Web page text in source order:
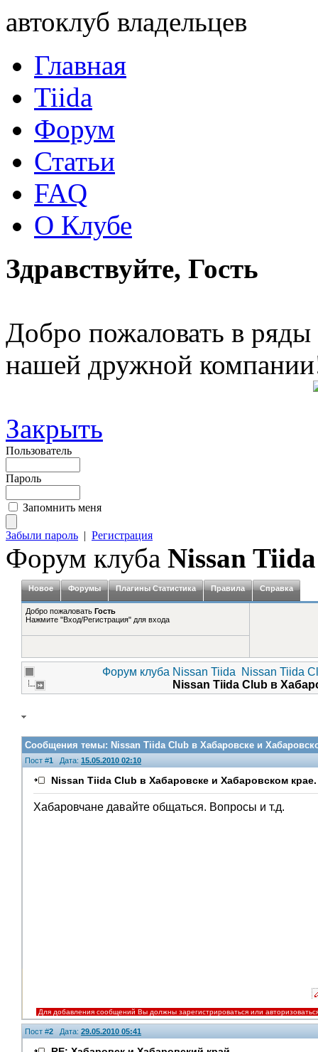
автоклуб владельцев
Главная
Tiida
Форум
Статьи
FAQ
О Клубе
Здравствуйте, Гость
Добро пожаловать в ряды
нашей дружной
Закрыть
Пользователь
Пароль
Запомнить меня
Забыли пароль | Регистрация
Форум клуба Nissan Tiida
Новое Форумы Плагины Статистика Правила Справка
Добро пожаловать Гость
Нажмите "Вход/Регистрация" для входа
Форум клуба Nissan Tiida
Nissan Tiida
Nissan Tiida Club в
Сообщения темы: Nissan Tiida Club в Хабаровске и
Пост #1 Дата: 15.05.2010 02:10
Nissan Tiida Club в Хабаровске и Хабаровском крае.
Хабаровчане давайте общаться. Вопросы и т.д.
Для добавления сообщений Вы должны зарегистрироваться или
Пост #2 Дата: 29.05.2010 05:41